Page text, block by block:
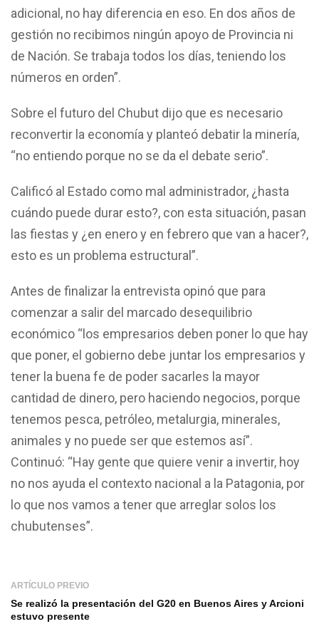
adicional, no hay diferencia en eso. En dos años de
gestión no recibimos ningún apoyo de Provincia ni
de Nación. Se trabaja todos los días, teniendo los
números en orden”.
Sobre el futuro del Chubut dijo que es necesario
reconvertir la economía y planteó debatir la minería,
“no entiendo porque no se da el debate serio”.
Calificó al Estado como mal administrador, ¿hasta
cuándo puede durar esto?, con esta situación, pasan
las fiestas y ¿en enero y en febrero que van a hacer?,
esto es un problema estructural”.
Antes de finalizar la entrevista opinó que para
comenzar a salir del marcado desequilibrio
económico “los empresarios deben poner lo que hay
que poner, el gobierno debe juntar los empresarios y
tener la buena fe de poder sacarles la mayor
cantidad de dinero, pero haciendo negocios, porque
tenemos pesca, petróleo, metalurgia, minerales,
animales y no puede ser que estemos así”.
Continuó: “Hay gente que quiere venir a invertir, hoy
no nos ayuda el contexto nacional a la Patagonia, por
lo que nos vamos a tener que arreglar solos los
chubutenses”.
ARTÍCULO PREVIO
Se realizó la presentación del G20 en Buenos Aires y Arcioni
estuvo presente